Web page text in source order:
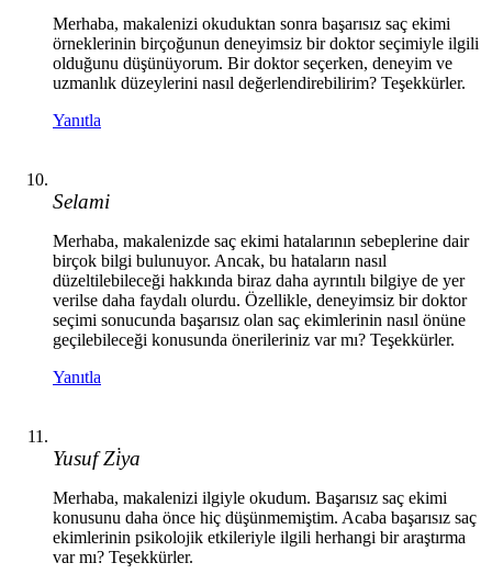
Merhaba, makalenizi okuduktan sonra başarısız saç ekimi
örneklerinin birçoğunun deneyimsiz bir doktor seçimiyle ilgili
olduğunu düşünüyorum. Bir doktor seçerken, deneyim ve
uzmanlık düzeylerini nasıl değerlendirebilirim? Teşekkürler.
Yanıtla
Selami
Merhaba, makalenizde saç ekimi hatalarının sebeplerine dair
birçok bilgi bulunuyor. Ancak, bu hataların nasıl
düzeltilebileceği hakkında biraz daha ayrıntılı bilgiye de yer
verilse daha faydalı olurdu. Özellikle, deneyimsiz bir doktor
seçimi sonucunda başarısız olan saç ekimlerinin nasıl önüne
geçilebileceği konusunda önerileriniz var mı? Teşekkürler.
Yanıtla
Yusuf Zi̇ya
Merhaba, makalenizi ilgiyle okudum. Başarısız saç ekimi
konusunu daha önce hiç düşünmemiştim. Acaba başarısız saç
ekimlerinin psikolojik etkileriyle ilgili herhangi bir araştırma
var mı? Teşekkürler.